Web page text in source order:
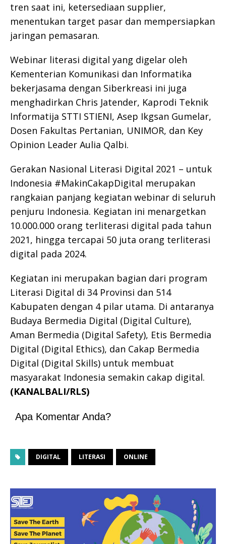
tren saat ini, ketersediaan supplier,
menentukan target pasar dan mempersiapkan
jaringan pemasaran.
Webinar literasi digital yang digelar oleh
Kementerian Komunikasi dan Informatika
bekerjasama dengan Siberkreasi ini juga
menghadirkan Chris Jatender, Kaprodi Teknik
Informatija STTI STIENI, Asep Ikgsan Gumelar,
Dosen Fakultas Pertanian, UNIMOR, dan Key
Opinion Leader Aulia Qalbi.
Gerakan Nasional Literasi Digital 2021 – untuk
Indonesia #MakinCakapDigital merupakan
rangkaian panjang kegiatan webinar di seluruh
penjuru Indonesia. Kegiatan ini menargetkan
10.000.000 orang terliterasi digital pada tahun
2021, hingga tercapai 50 juta orang terliterasi
digital pada 2024.
Kegiatan ini merupakan bagian dari program
Literasi Digital di 34 Provinsi dan 514
Kabupaten dengan 4 pilar utama. Di antaranya
Budaya Bermedia Digital (Digital Culture),
Aman Bermedia (Digital Safety), Etis Bermedia
Digital (Digital Ethics), dan Cakap Bermedia
Digital (Digital Skills) untuk membuat
masyarakat Indonesia semakin cakap digital.
(KANALBALI/RLS)
Apa Komentar Anda?
DIGITAL LITERASI ONLINE